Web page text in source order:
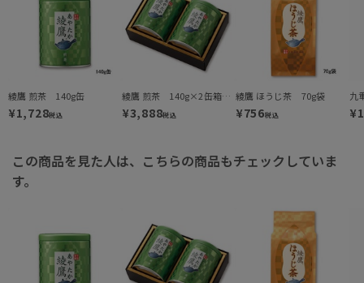
綾鷹 煎茶 140g缶
¥1,728税込
綾鷹 煎茶 140g×2缶箱入(AY-36)
¥3,888税込
綾鷹 ほうじ茶 70g袋
¥756税込
九
この商品を見た人は、こちらの商品もチェックしていま
す。